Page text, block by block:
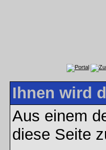
Ihnen wird
Aus einem
diese Seite